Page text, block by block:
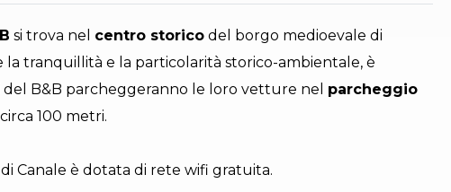
si trova nel centro storico del borgo medioevale di
la tranquillità e la particolarità storico-ambientale, è
B&B parcheggeranno le loro vetture nel parcheggio
100 metri.
Canale è dotata di rete wifi gratuita.